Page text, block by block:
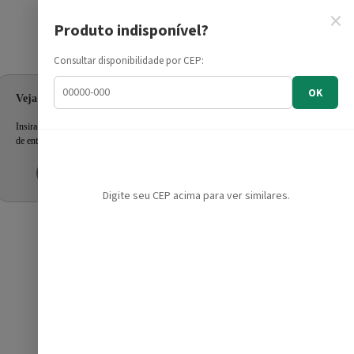
Informe seu CEP
Veja as ofertas para seu endereço!
Insira seu CEP e confira a disponibilidade dos produtos e prazo
de entrega.
2 Pães, Cortes Precisos, Luzes LED e Alça com Trava
×
Produto indisponível?
Consultar disponibilidade por CEP:
OK
Digite seu CEP acima para ver similares.